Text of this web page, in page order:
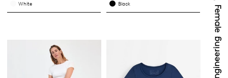
White Black